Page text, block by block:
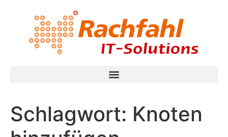
Schlagwort: Knoten